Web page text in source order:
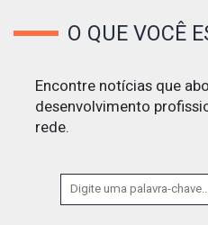
O QUE VOCÊ
Encontre notícias que
desenvolvimento
rede.